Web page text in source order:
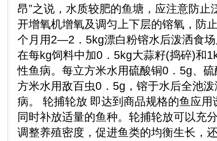
昂”之说，水质较肥的鱼塘，应注意防止
开增氧机增氧及调匀上下层的镕氧，防
个月用2—2．5kg漂白粉镕水后泼洒食
在每kg饲料中加0．5kg大蒜籽(捣碎)和
性鱼病。每立方米水用硫酸铜0．5g、
方米水用敌百虫0．5g，镕于水后全池
病。 轮捕轮放 即达到商品规格的鱼应
同时补放适量的鱼种。轮捕轮放可以充
调整养殖密度，促进鱼类的均衡生长，